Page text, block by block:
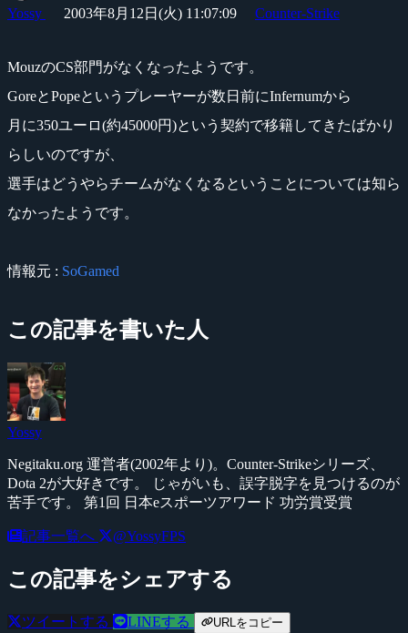
Yossy 2003年8月12日(火) 11:07:09 Counter-Strike
MouzのCS部門がなくなったようです。
GoreとPopeというプレーヤーが数日前にInfernumから
月に350ユーロ(約45000円)という契約で移籍してきたばかり
らしいのですが、
選手はどうやらチームがなくなるということについては知ら
なかったようです。
情報元 : SoGamed
この記事を書いた人
Yossy
Negitaku.org 運営者(2002年より)。Counter-Strikeシリーズ、
Dota 2が大好きです。 じゃがいも、誤字脱字を見つけるのが
苦手です。 第1回 日本eスポーツアワード 功労賞受賞
記事一覧へ @YossyFPS
この記事をシェアする
ツイートする LINEする URLをコピー